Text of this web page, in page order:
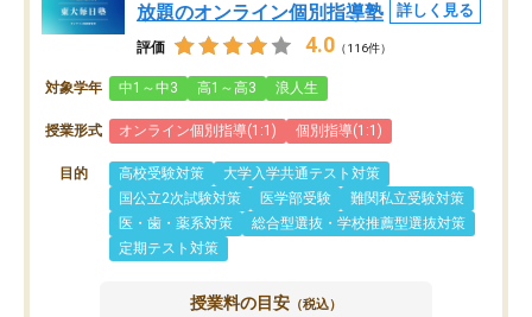
放題のオンライン個別指導塾
詳しく見る
評価 4.0 （116件）
対象学年 中1～中3 高1～高3 浪人生
授業形式 オンライン個別指導(1:1) 個別指導(1:1)
目的 高校受験対策
大学入学共通テスト対策
国公立2次試験対策
医学部受験
難関私立受験対策
医・歯・薬系対策
総合型選抜・学校推薦型選抜対策
定期テスト対策
授業料の目安 （税込）